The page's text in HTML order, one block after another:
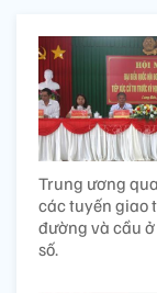
Trung ương
các tuyến giao
đường và cầu
số.